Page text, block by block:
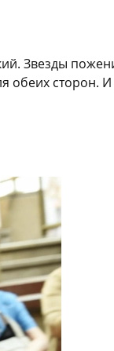
Звезды
обеих сторон.